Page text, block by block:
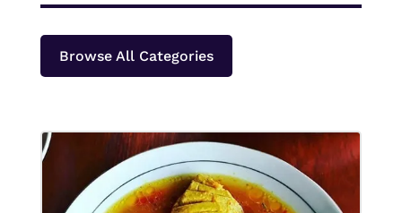
Browse All Categories